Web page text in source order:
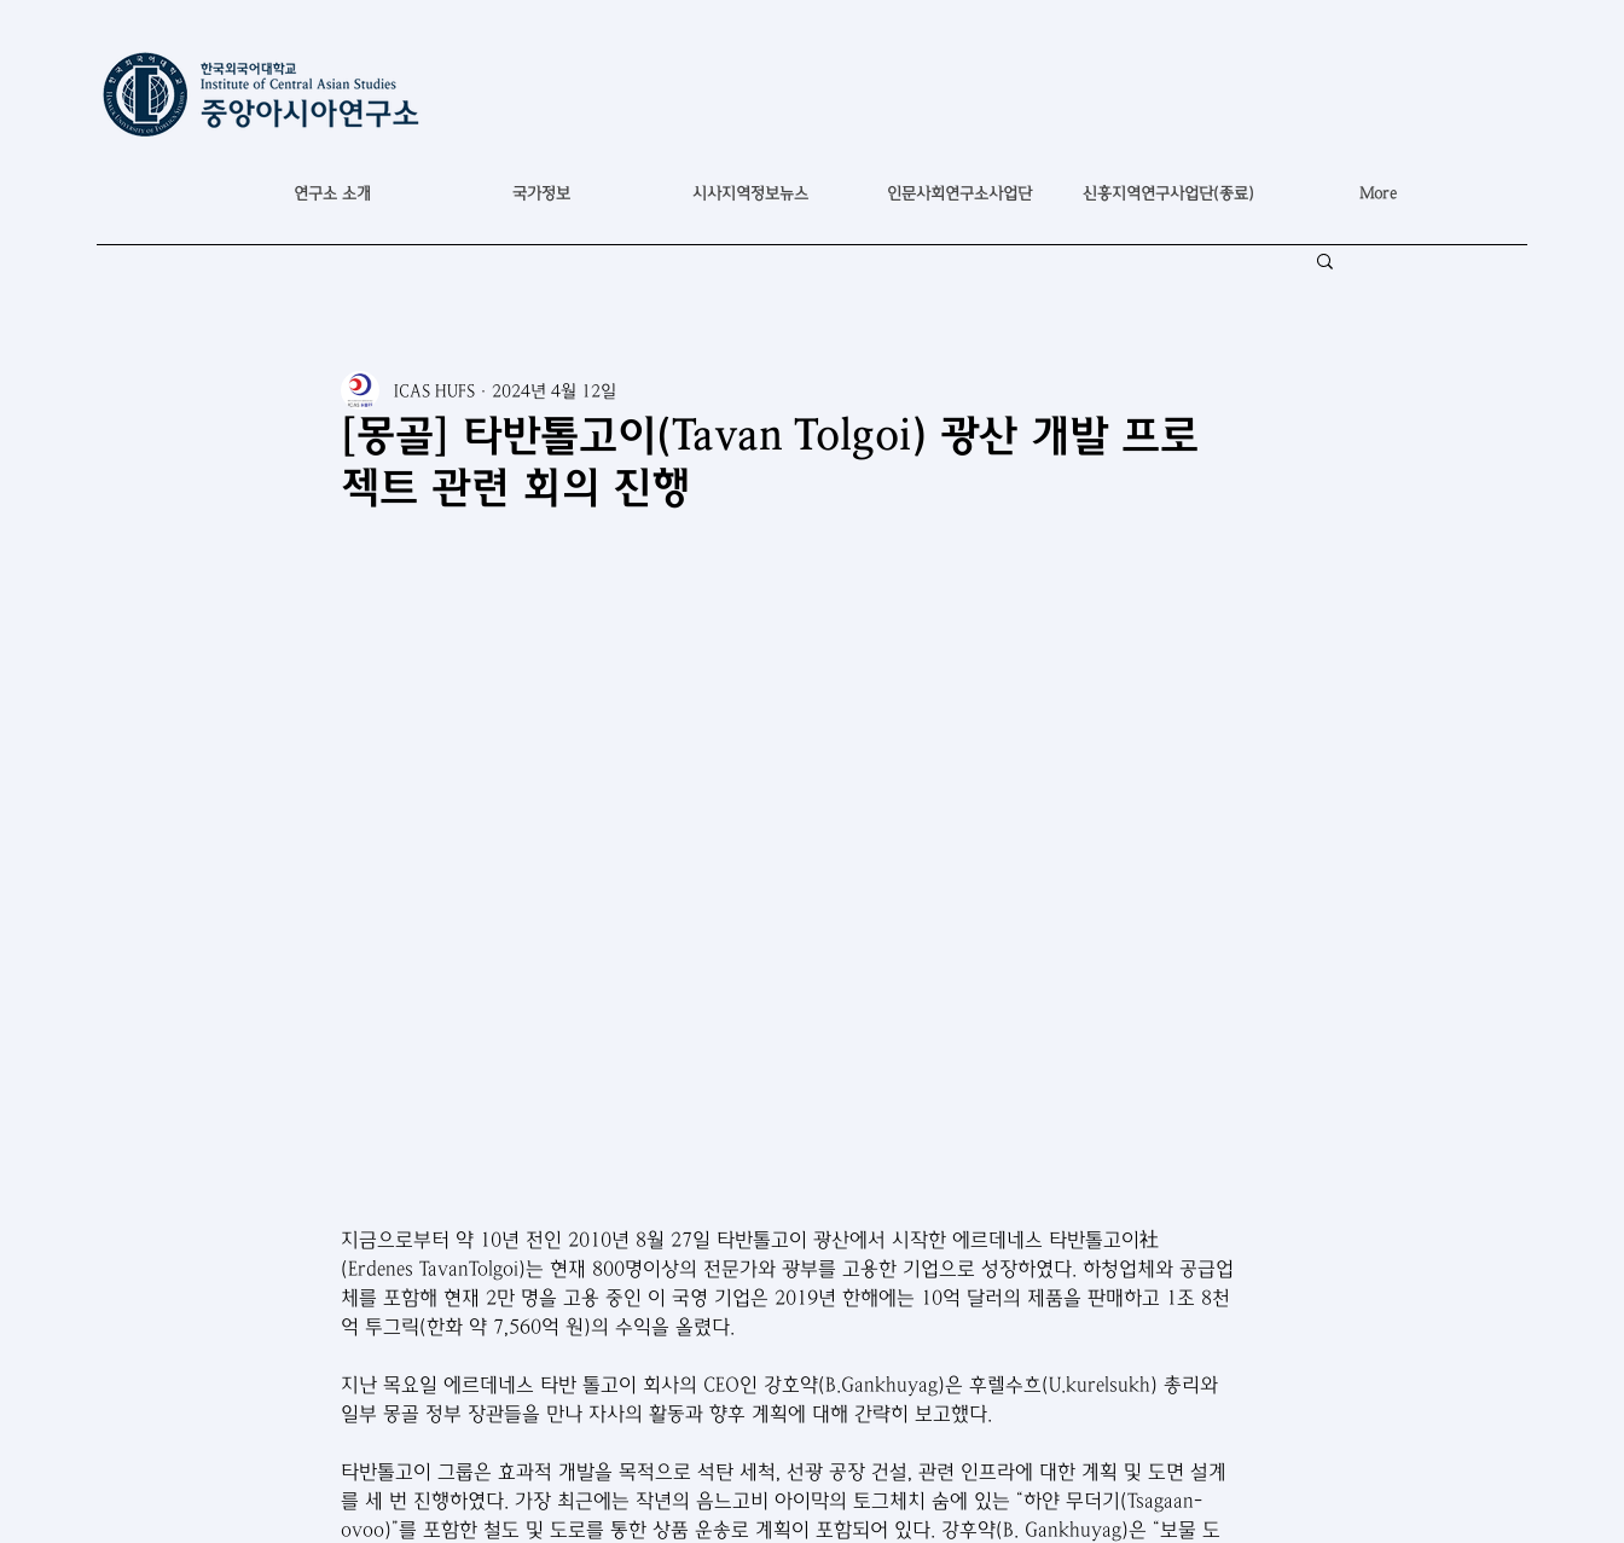
연구소 소개 국가정보 시사지역정보뉴스 인문사회연구소사업단 신흥지역연구사업단(종료) More
[몽골] 타반톨고이(Tavan Tolgoi) 광산 개발 프로
젝트 관련 회의 진행
ICAS HUFS 2024년 4월 12일
지금으로부터 약 10년 전인 2010년 8월 27일 타반톨고이 광산에서 시작한 에르데네스 타반톨고이社
(Erdenes TavanTolgoi)는 현재 800명이상의 전문가와 광부를 고용한 기업으로 성장하였다. 하청업체와 공급업
체를 포함해 현재 2만 명을 고용 중인 이 국영 기업은 2019년 한해에는 10억 달러의 제품을 판매하고 1조 8천
억 투그릭(한화 약 7,560억 원)의 수익을 올렸다.
지난 목요일 에르데네스 타반 톨고이 회사의 CEO인 강호약(B.Gankhuyag)은 후렐수흐(U.kurelsukh) 총리와
일부 몽골 정부 장관들을 만나 자사의 활동과 향후 계획에 대해 간략히 보고했다.
타반톨고이 그룹은 효과적 개발을 목적으로 석탄 세척, 선광 공장 건설, 관련 인프라에 대한 계획 및 도면 설계
를 세 번 진행하였다. 가장 최근에는 작년의 음느고비 아이막의 토그체치 숨에 있는 “하얀 무더기(Tsagaan-
ovoo)”를 포함한 철도 및 도로를 통한 상품 운송로 계획이 포함되어 있다. 강후약(B. Gankhuyag)은 “보물 도